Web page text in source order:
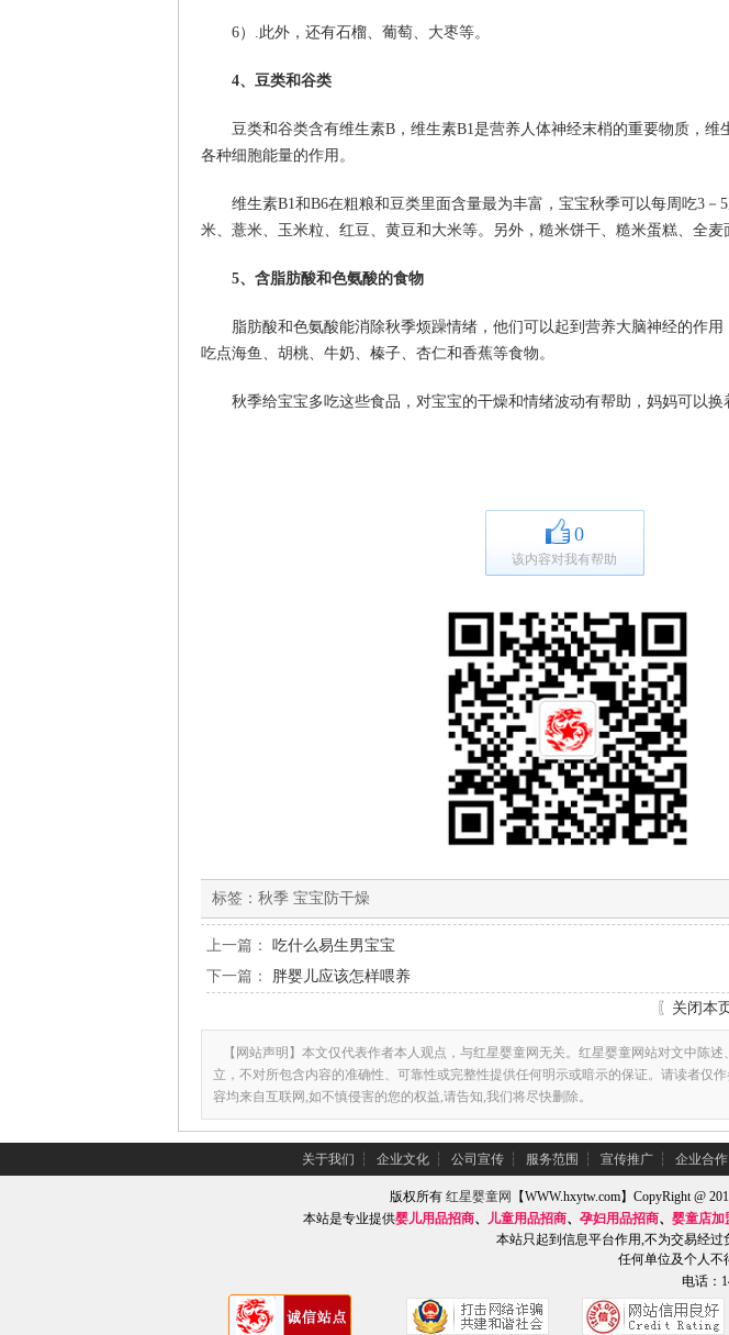
6）.此外，还有石榴、葡萄、大枣等。
4、豆类和谷类
豆类和谷类含有维生素B，维生素B1是营养人体神经末梢的重要物质，维
各种细胞能量的作用。
维生素B1和B6在粗粮和豆类里面含量最为丰富，宝宝秋季可以每周吃3－
米、薏米、玉米粒、红豆、黄豆和大米等。另外，糙米饼干、糙米蛋糕、全麦
5、含脂肪酸和色氨酸的食物
脂肪酸和色氨酸能消除秋季烦躁情绪，他们可以起到营养大脑神经的作
吃点海鱼、胡桃、牛奶、榛子、杏仁和香蕉等食物。
秋季给宝宝多吃这些食品，对宝宝的干燥和情绪波动有帮助，妈妈可以换
0
该内容对我有帮助
标签： 秋季 宝宝防干燥
上一篇： 吃什么易生男宝宝
下一篇： 胖婴儿应该怎样喂养
〖 关闭本
【网站声明】本文仅代表作者本人观点，与红星婴童网无关。红星婴童网站对文中陈述
立，不对所包含内容的准确性、可靠性或完整性提供任何明示或暗示的保证。请读者仅
容均来自互联网,如不慎侵害的您的权益,请告知,我们将尽快删除。
关于我们 ┆ 企业文化 ┆ 公司宣传 ┆ 服务范围 ┆ 宣传推广 ┆ 企业合作
版权所有 红星婴童网 【WWW.hxytw.com】CopyRight @
本站是专业提供婴儿用品招商、 儿童用品招商、 孕妇用品招商、 婴童店加
本站只起到信息平台作用,不为交易经
任何单位及个人不
电话：